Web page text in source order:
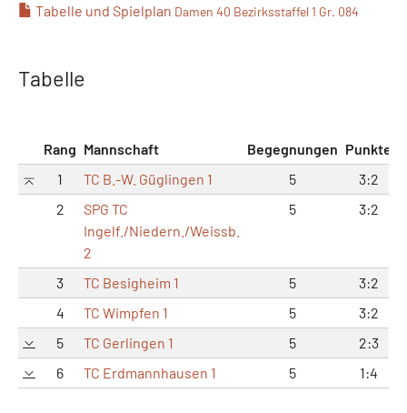
Tabelle und Spielplan Damen 40 Bezirksstaffel 1 Gr. 084
Tabelle
Rang Mannschaft Begegnungen Punkte
1
TC B.-W. Güglingen 1 5
3:2
2
SPG TC
Ingelf./Niedern./Weissb.
2
5 3:2
3 TC Besigheim 1 5
3:2
4
TC Wimpfen 1 5
3:2
5
TC Gerlingen 1 5
2:3
6
TC Erdmannhausen 1 5 1:4